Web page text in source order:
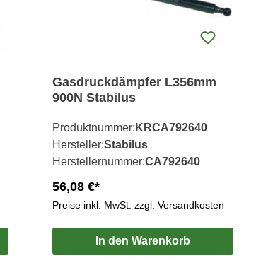
Gasdruckdämpfer L356mm
900N Stabilus
Produktnummer: KRCA792640
Hersteller:Stabilus
Herstellernummer:CA792640
56,08 €*
Preise inkl. MwSt. zzgl. Versandkosten
In den Warenkorb